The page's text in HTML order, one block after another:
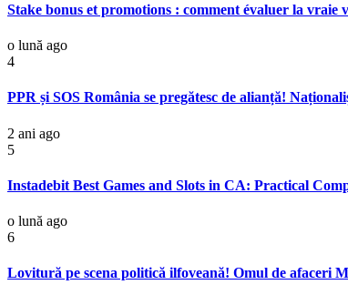
Stake bonus et promotions : comment évaluer la vraie
o lună ago
4
PPR și SOS România se pregătesc de alianță!
2 ani ago
5
Instadebit Best Games and Slots in CA: Practical
o lună ago
6
Lovitură pe scena politică ilfoveană! Omul de afaceri